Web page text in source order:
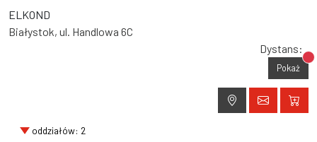
ELKOND
Białystok, ul. Handlowa 6C
Dystans:
Pokaż
oddziałów: 2